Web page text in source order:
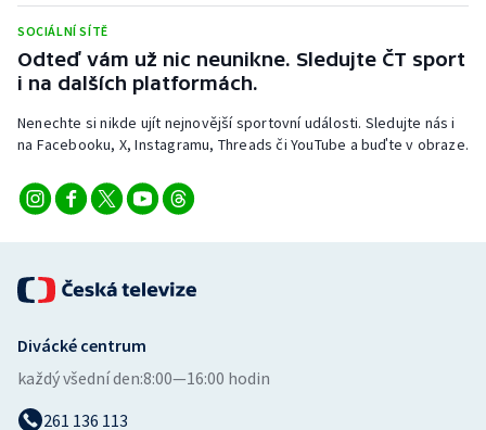
Triatlon
Veslování
Vodní slalom
Ostatní
SOCIÁLNÍ SÍTĚ
Odteď vám už nic neunikne. Sledujte ČT sport
i na dalších platformách.
Nenechte si nikde ujít nejnovější sportovní události. Sledujte nás i
na Facebooku, X, Instagramu, Threads či YouTube a buďte v obraze.
Divácké centrum
každý všední den:8:00—16:00 hodin
261 136 113